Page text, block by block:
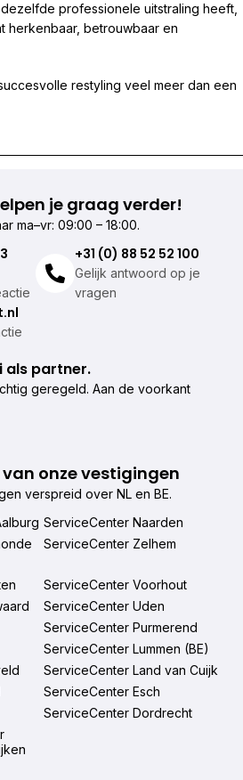
professionele uitstraling heeft,
herkenbaar, betrouwbaar en
restyling veel meer dan een
je graag verder!
ma–vr: 09:00 – 18:00.
+31 (0) 88 52 52 100
Gelijk antwoord op je
vragen
als partner.
geregeld. Aan de voorkant
onze vestigingen
verspreid over NL en BE.
ServiceCenter Naarden
ServiceCenter Zelhem
ServiceCenter Voorhout
ServiceCenter Uden
ServiceCenter Purmerend
ServiceCenter Lummen (BE)
ServiceCenter Land van Cuijk
ServiceCenter Esch
ServiceCenter Dordrecht